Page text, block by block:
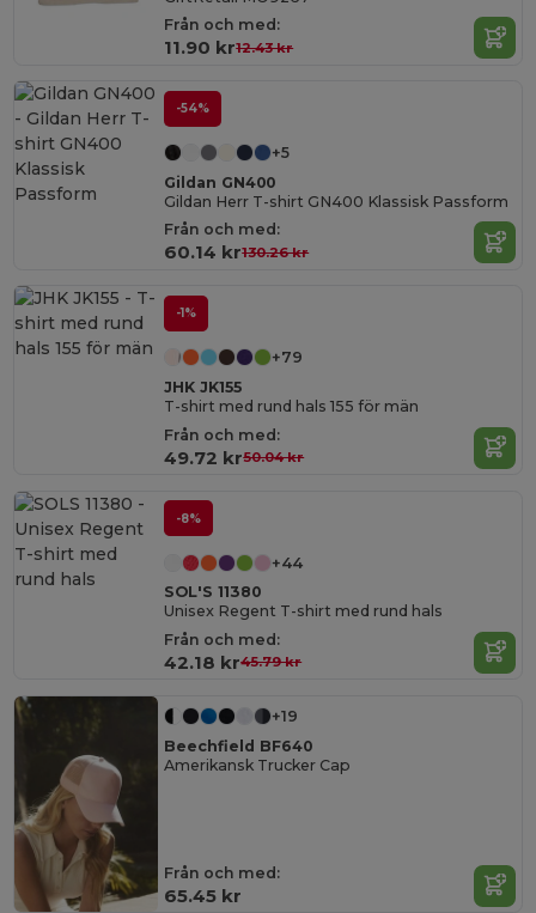
Från och med:
11.90 kr12.43 kr
-54%
+5
Gildan GN400
Gildan Herr T-shirt GN400 Klassisk Passform
Från och med:
60.14 kr130.26 kr
-1%
+79
JHK JK155
T-shirt med rund hals 155 för män
Från och med:
49.72 kr50.04 kr
-8%
+44
SOL'S 11380
Unisex Regent T-shirt med rund hals
Från och med:
42.18 kr45.79 kr
+19
Beechfield BF640
Amerikansk Trucker Cap
Från och med:
65.45 kr